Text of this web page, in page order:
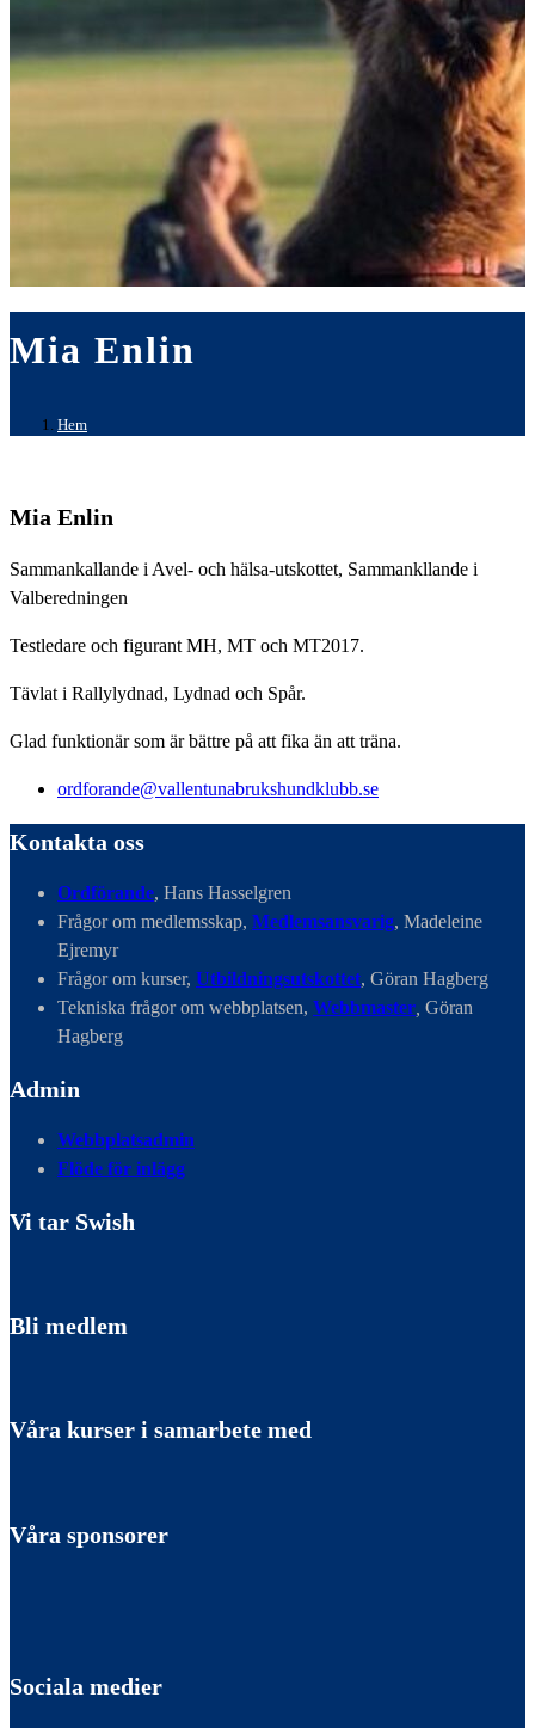
search
Mia Enlin
Hem
Mia Enlin
Sammankallande i Avel- och hälsa-utskottet, Sammankllande i
Valberedningen
Testledare och figurant MH, MT och MT2017.
Tävlat i Rallylydnad, Lydnad och Spår.
Glad funktionär som är bättre på att fika än att träna.
ordforande@vallentunabrukshundklubb.se
Kontakta oss
Ordförande, Hans Hasselgren
Frågor om medlemsskap, Medlemsansvarig, Madeleine
Ejremyr
Frågor om kurser, Utbildningsutskottet, Göran Hagberg
Tekniska frågor om webbplatsen, Webbmaster Göran
Hagberg
Admin
Webbplatsadmin
Flöde för inlägg
Vi tar Swish
Bli medlem
Våra kurser i samarbete med
Våra sponsorer
Sociala medier